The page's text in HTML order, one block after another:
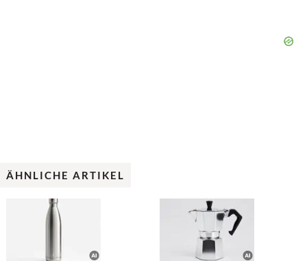
ÄHNLICHE ARTIKEL